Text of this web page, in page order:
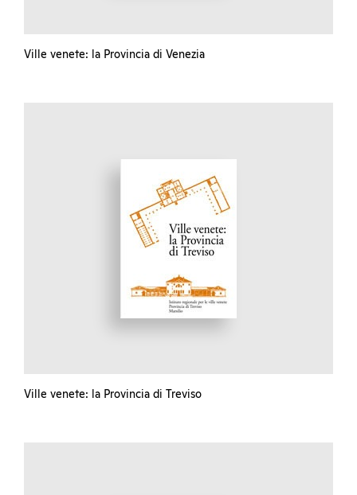
Ville venete: la Provincia di Venezia
Ville venete: la Provincia di Treviso